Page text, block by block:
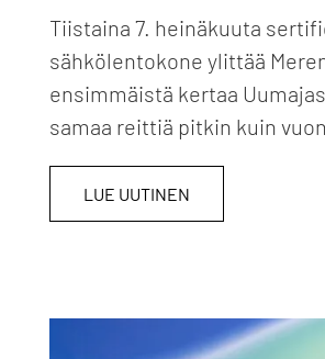
Tiistaina 7. heinäkuuta
sähkölentokone ylittää
ensimmäistä kertaa
samaa reittiä pitkin kuin
LUE UUTINEN